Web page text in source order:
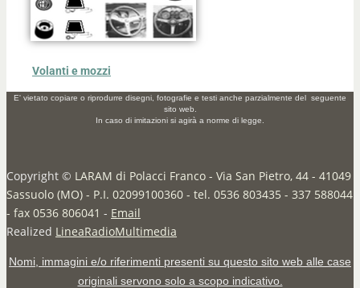
Volanti e mozzi
E' vietato copiare o riprodurre disegni, fotografie e testi anche parzialmente del seguente
sito web.
In caso di imitazioni si agirà a norme di legge.
Copyright © LARAM di Polacci Franco - Via San Pietro, 44 - 41049
Sassuolo (MO) - P.I. 02099100360 - tel. 0536 803435 - 337 588044
- fax 0536 806041 - Email
Realized LineaRadioMultimedia
Nomi, immagini e/o riferimenti presenti su questo sito web alle case
originali servono solo a scopo indicativo.